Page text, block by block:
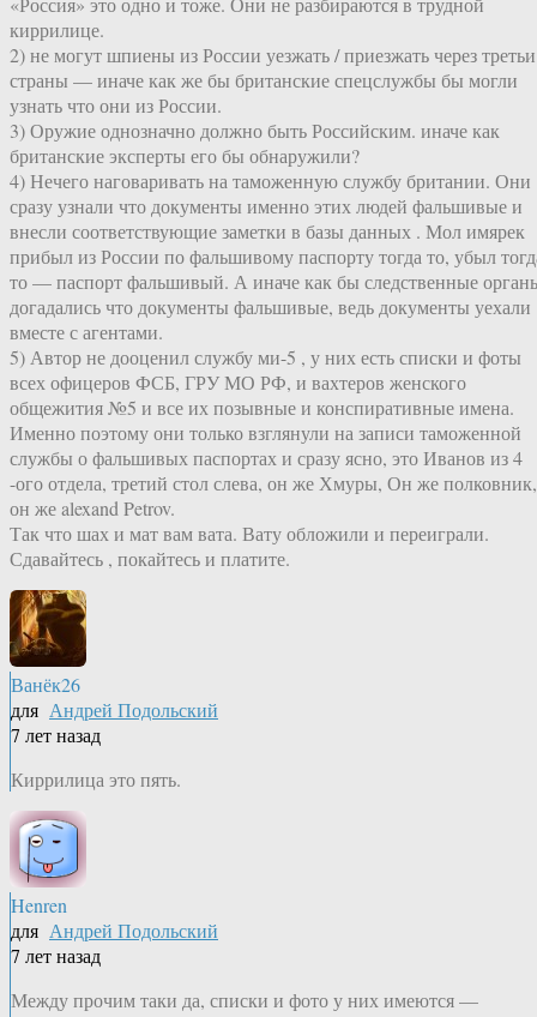
киррилице.
2) не могут шпиены из России уезжать / приезжать через третьи
страны — иначе как же бы британские спецслужбы бы могли
узнать что они из России.
3) Оружие однозначно должно быть Российским. иначе как
британские эксперты его бы обнаружили?
4) Нечего наговаривать на таможенную службу британии. Они
сразу узнали что документы именно этих людей фальшивые и
внесли соответствующие заметки в базы данных . Мол имярек
прибыл из России по фальшивому паспорту тогда то, убыл
то — паспорт фальшивый. А иначе как бы следственные
догадались что документы фальшивые, ведь документы уехали
вместе с агентами.
5) Автор не дооценил службу ми-5 , у них есть списки и фоты
всех офицеров ФСБ, ГРУ МО РФ, и вахтеров женского
общежития №5 и все их позывные и конспиративные имена.
Именно поэтому они только взглянули на записи таможенной
службы о фальшивых паспортах и сразу ясно, это Иванов из 4
-ого отдела, третий стол слева, он же Хмуры, Он же полковник,
он же alexand Petrov.
Так что шах и мат вам вата. Вату обложили и переиграли.
Сдавайтесь , покайтесь и платите.
Ванёк26
для Андрей Подольский
7 лет назад
Киррилица это пять.
Henren
для Андрей Подольский
7 лет назад
Между прочим таки да, списки и фото у них имеются —